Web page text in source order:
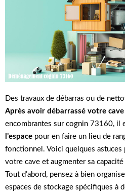
Des travaux de débarras ou de
Après avoir débarrassé votre cave
encombrantes sur cognin 73160, il
l’espace pour en faire un lieu de
fonctionnel. Voici quelques
votre cave et augmenter sa
Tout d’abord, pensez à bien
espaces de stockage spécifiques à